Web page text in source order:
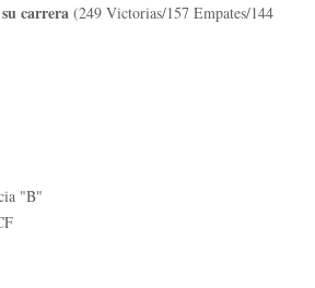
carrera(249 Victorias/157 Empates/144
"B"